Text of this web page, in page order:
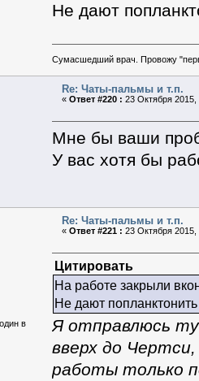
Не дают
Сумасшедший врач. Провожу
Re: Чаты-пальмы и т.п.
«Ответ #220 : 23 Октября 2015,
Мне бы ваши
У вас хотя бы
в
Re: Чаты-пальмы и т.п.
«Ответ #221 : 23 Октября 2015,
Цитировать
На работе закрыли
Не дают
Я отправлюсь
вверх до
работы только